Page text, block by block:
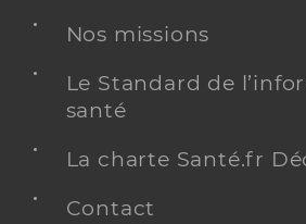
Nos missions
Le Standard de
santé
La charte Santé.fr
Contact